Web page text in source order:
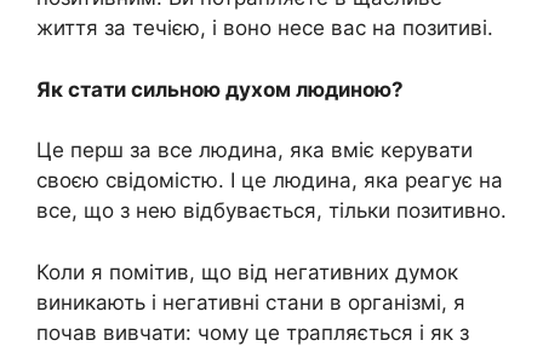
життя за течією, і воно несе вас на позитиві.
Як стати сильною духом людиною?
Це перш за все людина, яка вміє керувати
своєю свідомістю. І це людина, яка реагує на
все, що з нею відбувається, тільки позитивно.
Коли я помітив, що від негативних думок
виникають і негативні стани в організмі, я
почав вивчати: чому це трапляється і як з